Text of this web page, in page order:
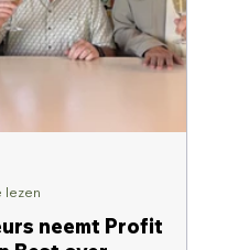
neemt Profit
lezen